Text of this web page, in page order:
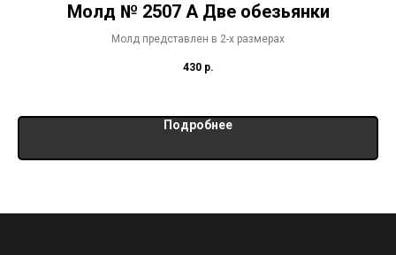
Молд № 2507 А Две обезьянки
Молд представлен в 2-х размерах
430 р.
Подробнее